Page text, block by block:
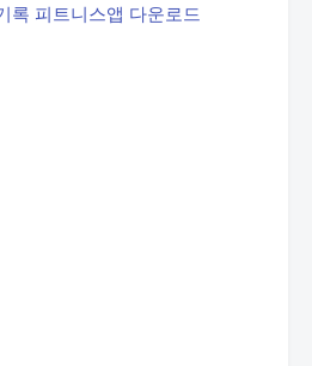
록 피트니스앱 다운로드